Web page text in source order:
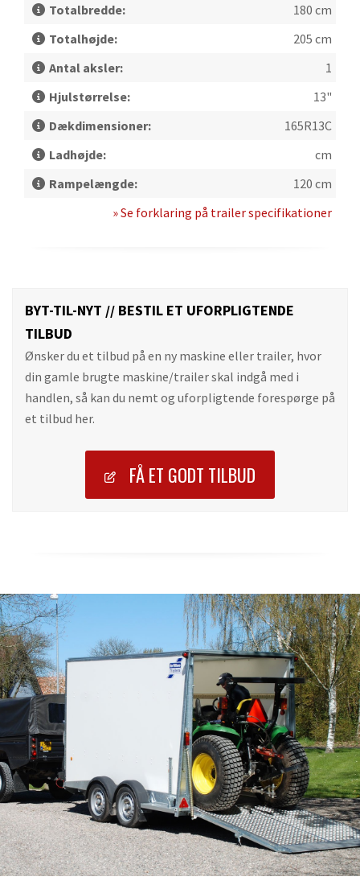
Totalbredde:
180 cm
Totalhøjde:
205 cm
Antal aksler:
1
Hjulstørrelse:
13"
Dækdimensioner:
165R13C
Ladhøjde:
cm
Rampelængde:
120 cm
» Se forklaring på trailer specifikationer
BYT-TIL-NYT // BESTIL ET UFORPLIGTENDE
TILBUD
Ønsker du et tilbud på en ny maskine eller trailer, hvor
din gamle brugte maskine/trailer skal indgå med i
handlen, så kan du nemt og uforpligtende forespørge på
et tilbud her.
FÅ ET GODT TILBUD